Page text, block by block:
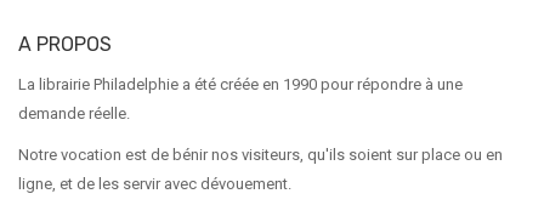
A PROPOS
La librairie Philadelphie a été créée en 1990 pour répondre à une
demande réelle.
Notre vocation est de bénir nos visiteurs, qu'ils soient sur place ou en
ligne, et de les servir avec dévouement.